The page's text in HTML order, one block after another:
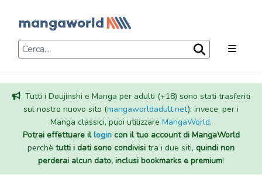
Tutti i Doujinshi e Manga per adulti (+18) sono stati trasferiti
sul nostro nuovo sito (mangaworldadult.net); invece, per i
Manga classici, puoi utilizzare MangaWorld.
Potrai effettuare illogincon il tuo account di MangaWorld
perchè tutti i dati sono condivisi tra i due siti, quindi non
perderai alcun dato, inclusi bookmarks e premium!